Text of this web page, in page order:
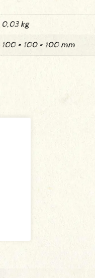
0,03 kg
100 × 100 × 100 mm